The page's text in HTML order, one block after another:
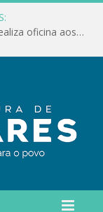
Conselho Municipal de Assistência Social realiza oficina aos servidores